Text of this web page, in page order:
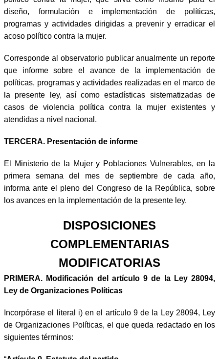
diseño, formulación e implementación de políticas,
programas y actividades dirigidas a prevenir y erradicar el
acoso político contra la mujer.
Corresponde al observatorio publicar anualmente un reporte
que informe sobre el avance de la implementación de
políticas, programas y actividades realizadas en el marco de
la presente ley, así como estadísticas sistematizadas de
casos de violencia política contra la mujer existentes y
atendidas a nivel nacional.
TERCERA. Presentación de informe
El Ministerio de la Mujer y Poblaciones Vulnerables, en la
primera semana del mes de septiembre de cada año,
informa ante el pleno del Congreso de la República, sobre
los avances en la implementación de la presente ley.
DISPOSICIONES
COMPLEMENTARIAS
MODIFICATORIAS
PRIMERA. Modificación del artículo 9 de la Ley 28094,
Ley de Organizaciones Políticas
Incorpórase el literal i) en el artículo 9 de la Ley 28094, Ley
de Organizaciones Políticas, el que queda redactado en los
siguientes términos: